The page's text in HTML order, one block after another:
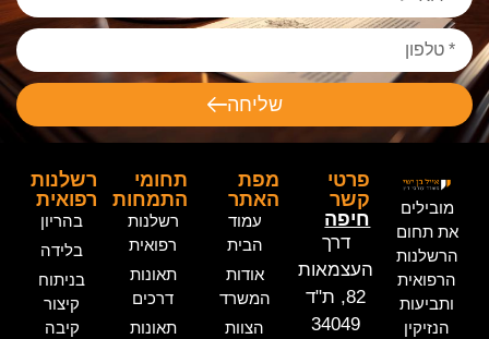
שליחה
מובילים
את תחום
הרשלנות
הרפואית
ותביעות
הנזיקין
מפת
האתר
עמוד
הבית
אודות
המשרד
הצוות
תחומי
התמחות
רשלנות
רפואית
תאונות
דרכים
תאונות
רשלנות
רפואית
בהריון
בלידה
בניתוח
קיצור
קיבה
פרטי
קשר
חיפה
דרך
העצמאות
82, ת"ד
34049